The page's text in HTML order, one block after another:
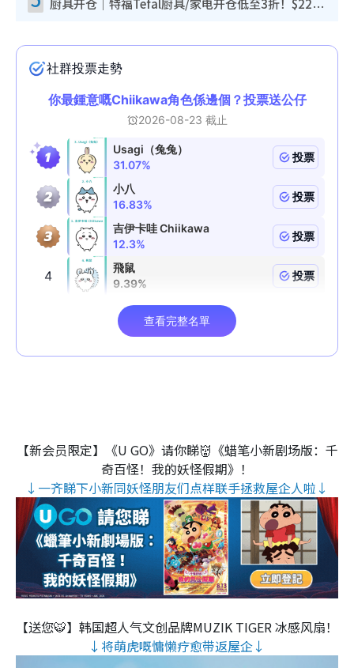
厨具开仓｜特福Tefal厨具/家电开仓低至3折！$220起买平底锅/炒锅/汤锅！电饭煲/吸尘器/挂烫机$418起
【新会员限定】《U GO》请你睇👹《蜡笔小新剧场版：千
奇百怪！我的妖怪假期》！
↓一齐睇下小新同妖怪朋友们点样联手拯救屋企人啦↓
【送您🐯】韩国超人气文创品牌MUZIK TIGER 冰感风扇！
↓将萌虎嘅慵懒疗愈带返屋企↓